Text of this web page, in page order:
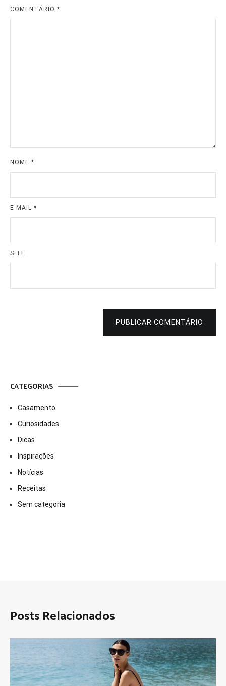
COMENTÁRIO *
NOME *
E-MAIL *
SITE
PUBLICAR COMENTÁRIO
CATEGORIAS
Casamento
Curiosidades
Dicas
Inspirações
Notícias
Receitas
Sem categoria
Posts Relacionados